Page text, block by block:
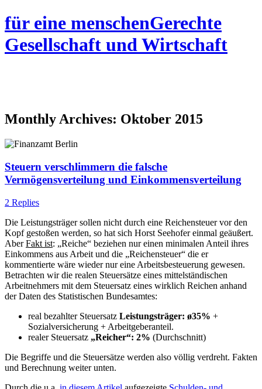
für eine menschenGerechte
Gesellschaft und Wirtschaft
Monthly Archives: Oktober 2015
Steuern verschlimmern die falsche
Vermögensverteilung und Einkommensverteilung
2 Replies
Die Leistungsträger sollen nicht durch eine Reichensteuer vor den
Kopf gestoßen werden, so hat sich Horst Seehofer einmal geäußert.
AberFakt ist: „Reiche“ beziehen nur einen minimalen Anteil ihres
Einkommens aus Arbeit und die „Reichensteuer“ die er
kommentierte wäre wieder nur eine Arbeitsbesteuerung gewesen.
Betrachten wir die realen Steuersätze eines mittelständischen
Arbeitnehmers mit dem Steuersatz eines wirklich Reichen anhand
der Daten des Statistischen Bundesamtes:
real bezahlter Steuersatz Leistungsträger: ø35% +
Sozialversicherung + Arbeitgeberanteil.
realer Steuersatz „Reicher“: 2% (Durchschnitt)
Die Begriffe und die Steuersätze werden also völlig verdreht. Fakten
und Berechnung weiter unten.